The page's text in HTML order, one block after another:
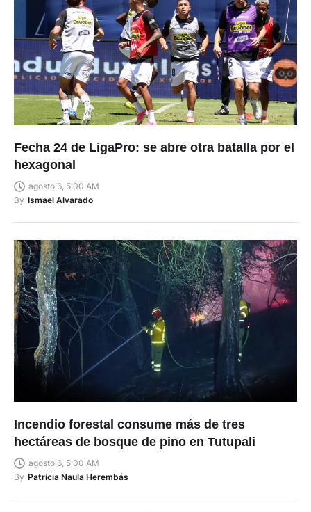
Fecha 24 de LigaPro: se abre otra batalla por el
hexagonal
agosto 6, 5:00 AM
By Ismael Alvarado
Incendio forestal consume más de tres
hectáreas de bosque de pino en Tutupali
agosto 6, 5:00 AM
By Patricia Naula Herembás